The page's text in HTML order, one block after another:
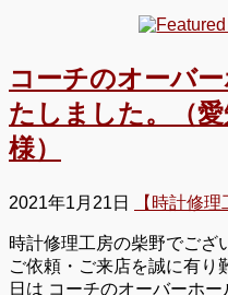
コーチのオーバ
たしました。（
様）
2021年1月21日 【時計修
時計修理工房の柴野でござ
ご依頼・ご来店を誠に有り
日は コーチのオーバーホ